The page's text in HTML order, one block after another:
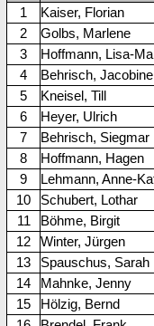
1
Kaiser, Florian
2
Golbs, Marlene
3
Hoffmann, Lisa-
4
Behrisch, Jacobine
5
Kneisel, Till
6
Heyer, Ulrich
7
Behrisch, Siegmar
8
Hoffmann, Hagen
9
Lehmann, Anne-
10
Schubert, Lothar
11
Böhme, Birgit
12
Winter, Jürgen
13
Spauschus, Sarah
14
Mahnke, Jenny
15
Hölzig, Bernd